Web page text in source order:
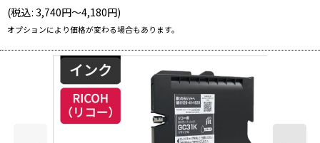
(税込: 3,740円～4,180円)
オプションにより価格が変わる場合もあります。